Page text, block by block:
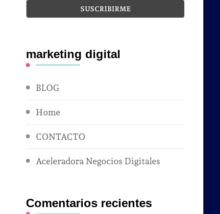
marketing digital
BLOG
Home
CONTACTO
Aceleradora Negocios Digitales
Comentarios recientes